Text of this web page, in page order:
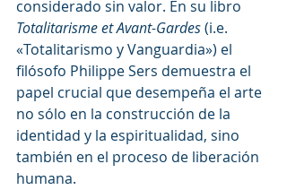
considerado sin valor. En su libro
Totalitarisme et Avant-Gardes (i.e.
«Totalitarismo y Vanguardia») el
filósofo Philippe Sers demuestra el
papel crucial que desempeña el arte
no sólo en la construcción de la
identidad y la espiritualidad, sino
también en el proceso de liberación
humana.